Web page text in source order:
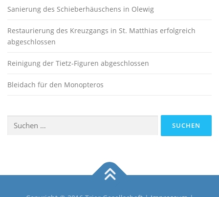
Sanierung des Schieberhäuschens in Olewig
Restaurierung des Kreuzgangs in St. Matthias erfolgreich
abgeschlossen
Reinigung der Tietz-Figuren abgeschlossen
Bleidach für den Monopteros
nach: